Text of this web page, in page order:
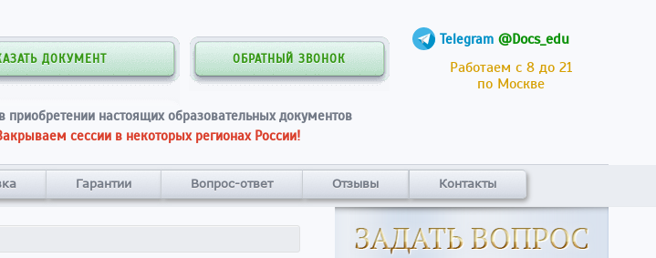
Telegram @Docs_edu
Работаем с 8 до 21
по Москве
ДОКУМЕНТ ОБРАТНЫЙ ЗВОНОК
приобретении настоящих образовательных документов
сессии в некоторых регионах России!
Гарантии Вопрос-ответ Отзывы Контакты